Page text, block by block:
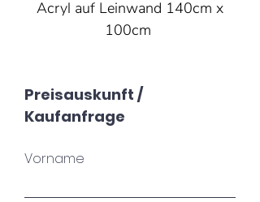
Acryl auf Leinwand 140cm x
100cm
Preisauskunft /
Kaufanfrage
Vorname